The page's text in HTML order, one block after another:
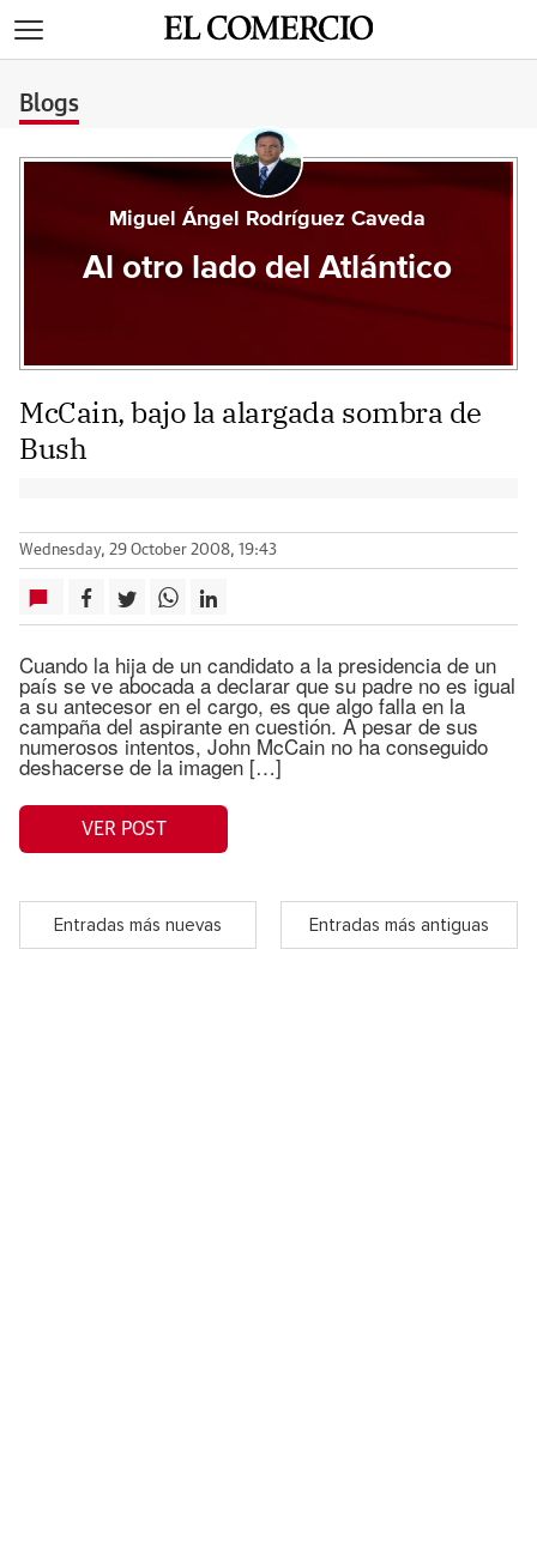
Blogs
Miguel Ángel Rodríguez Caveda
Al otro lado del Atlántico
McCain, bajo la alargada sombra de
Bush
Wednesday, 29 October 2008, 19:43
Cuando la hija de un candidato a la presidencia de un
país se ve abocada a declarar que su padre no es igual
a su antecesor en el cargo, es que algo falla en la
campaña del aspirante en cuestión. A pesar de sus
numerosos intentos, John McCain no ha conseguido
deshacerse de la imagen […]
VER POST
Entradas más nuevas Entradas más antiguas